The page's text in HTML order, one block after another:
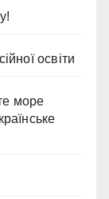
освіти
море